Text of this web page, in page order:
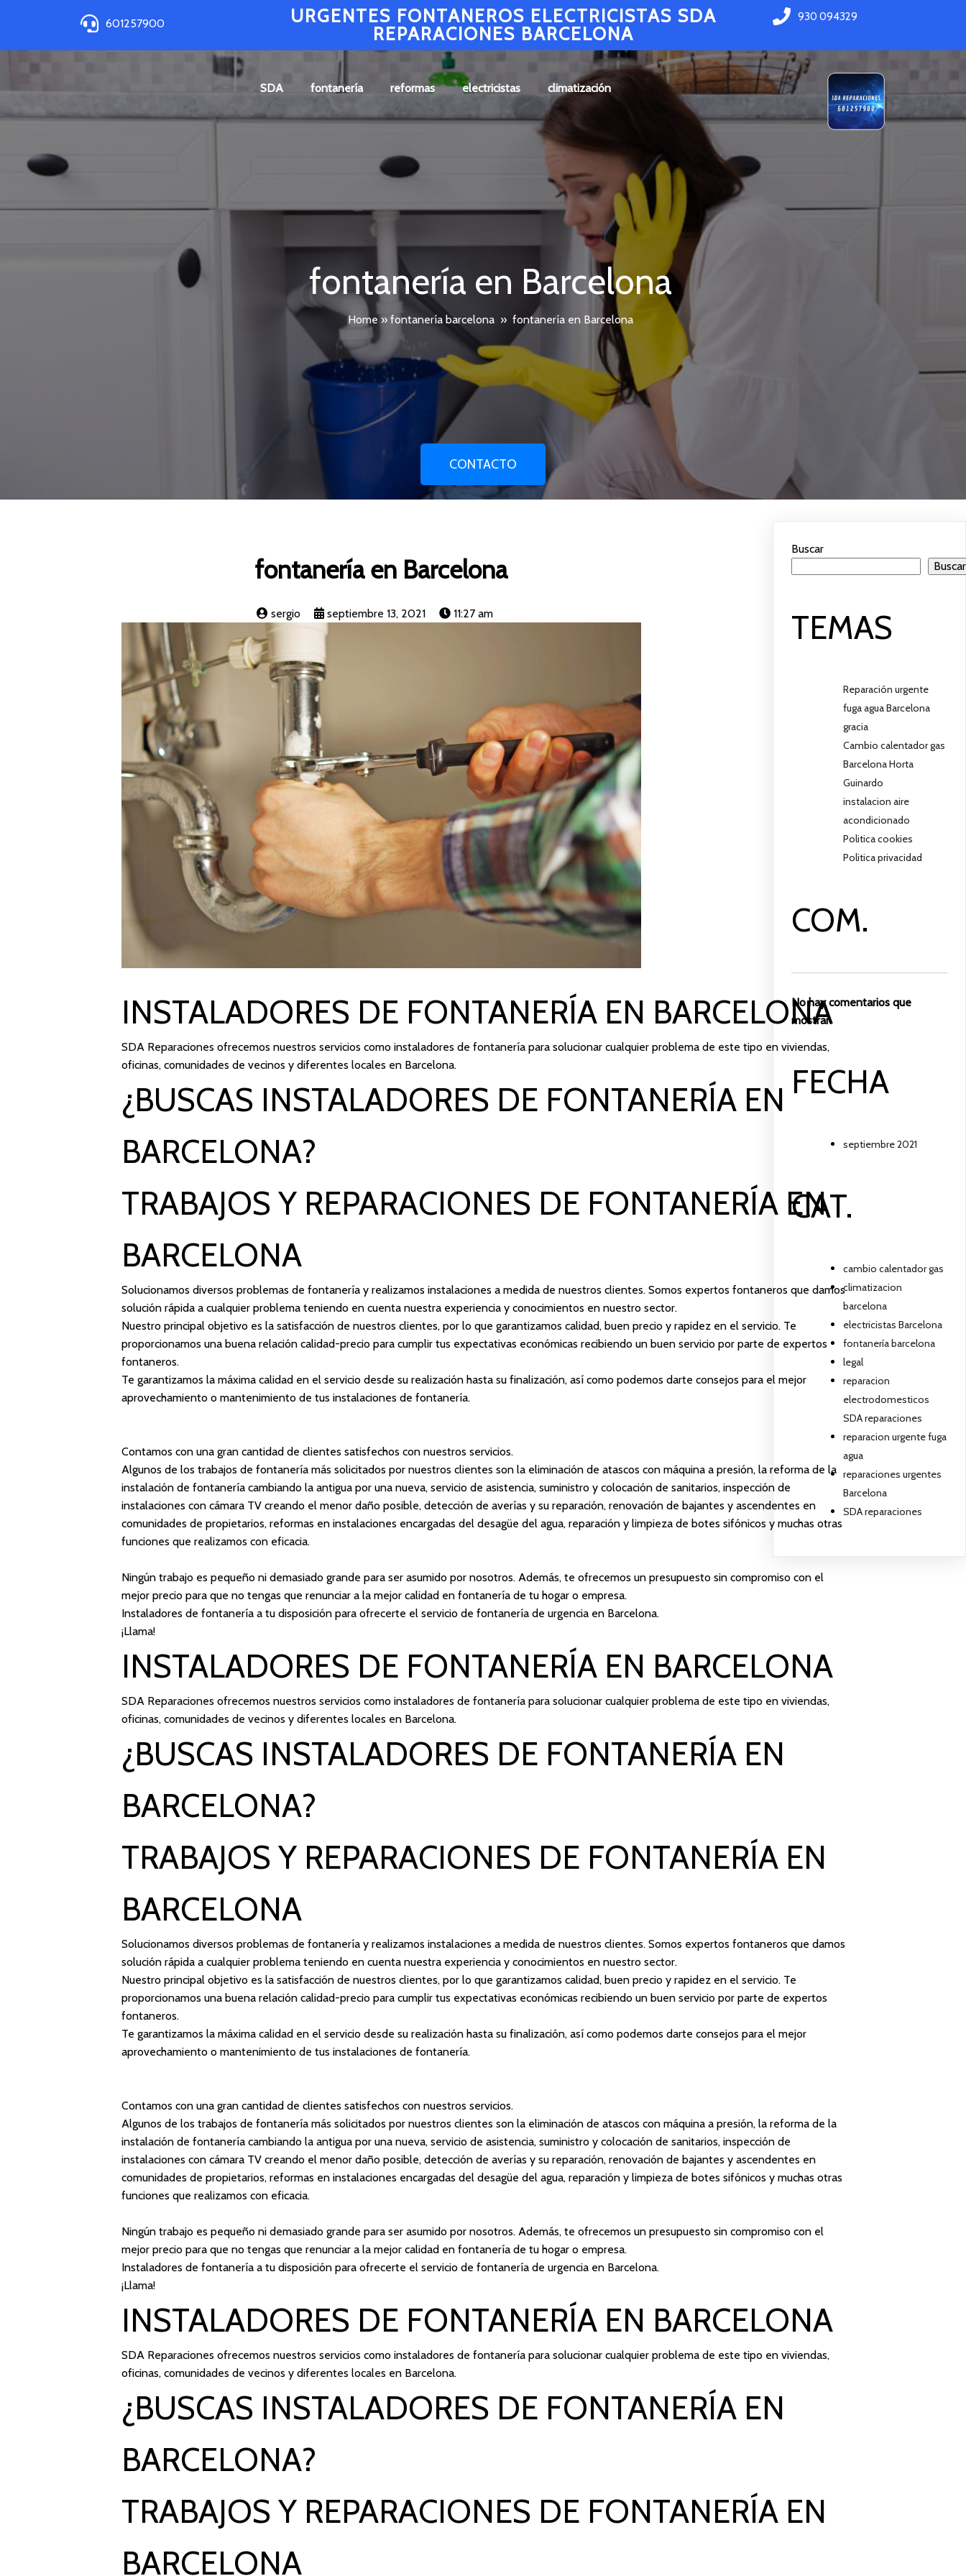
601257900
URGENTES FONTANEROS ELECTRICISTAS SDA
REPARACIONES BARCELONA
930 094329
SDA fontanería reformas electricistas climatización
fontanería en Barcelona
Home » fontanería barcelona » fontanería en Barcelona
CONTACTO
fontanería en Barcelona
sergio septiembre 13, 2021 11:27 am
INSTALADORES DE FONTANERÍA EN BARCELONA
SDA Reparaciones ofrecemos nuestros servicios como instaladores de fontanería para solucionar cualquier problema de este tipo en viviendas,
oficinas, comunidades de vecinos y diferentes locales en Barcelona.
¿BUSCAS INSTALADORES DE FONTANERÍA EN
BARCELONA?
TRABAJOS Y REPARACIONES DE FONTANERÍA EN
BARCELONA
Solucionamos diversos problemas de fontanería y realizamos instalaciones a medida de nuestros clientes. Somos expertos fontaneros que damos
solución rápida a cualquier problema teniendo en cuenta nuestra experiencia y conocimientos en nuestro sector.
Nuestro principal objetivo es la satisfacción de nuestros clientes, por lo que garantizamos calidad, buen precio y rapidez en el servicio. Te
proporcionamos una buena relación calidad-precio para cumplir tus expectativas económicas recibiendo un buen servicio por parte de expertos
fontaneros.
Te garantizamos lamáxima calidad en el servicio desde su realización hasta su finalización, así como podemos darte consejos para el mejor
aprovechamiento o mantenimiento de tus instalaciones de fontanería.
Contamos con una gran cantidad de clientes satisfechos con nuestros servicios.
Algunos de los trabajos de fontanería más solicitados por nuestros clientes son la eliminación de atascos con máquina a presión, la reforma de la
instalación de fontanería cambiando la antigua por una nueva, servicio de asistencia, suministro y colocación de sanitarios, inspección de
instalaciones con cámara TV creando el menor daño posible, detección de averías y su reparación, renovación de bajantes y ascendentes en
comunidades de propietarios, reformas en instalaciones encargadas del desagüe del agua, reparación y limpieza de botes sifónicos y muchas otras
funciones que realizamos con eficacia.
Ningún trabajo es pequeño ni demasiado grande para ser asumido por nosotros. Además, te ofrecemos un presupuesto sin compromiso con el
mejor precio para que no tengas que renunciar a la mejor calidad en fontanería de tu hogar o empresa.
Instaladores de fontanería a tu disposición para ofrecerte el servicio de fontanería de urgencia en Barcelona.
¡Llama!
INSTALADORES DE FONTANERÍA EN BARCELONA
SDA Reparaciones ofrecemos nuestros servicios como instaladores de fontanería para solucionar cualquier problema de este tipo en viviendas,
oficinas, comunidades de vecinos y diferentes locales en Barcelona.
¿BUSCAS INSTALADORES DE FONTANERÍA EN
BARCELONA?
TRABAJOS Y REPARACIONES DE FONTANERÍA EN
BARCELONA
Solucionamos diversos problemas de fontanería y realizamos instalaciones a medida de nuestros clientes. Somos expertos fontaneros que damos
solución rápida a cualquier problema teniendo en cuenta nuestra experiencia y conocimientos en nuestro sector.
Nuestro principal objetivo es la satisfacción de nuestros clientes, por lo que garantizamos calidad, buen precio y rapidez en el servicio. Te
proporcionamos una buena relación calidad-precio para cumplir tus expectativas económicas recibiendo un buen servicio por parte de expertos
fontaneros.
Te garantizamos lamáxima calidad en el servicio desde su realización hasta su finalización, así como podemos darte consejos para el mejor
aprovechamiento o mantenimiento de tus instalaciones de fontanería.
Contamos con una gran cantidad de clientes satisfechos con nuestros servicios.
Algunos de los trabajos de fontanería más solicitados por nuestros clientes son la eliminación de atascos con máquina a presión, la reforma de la
instalación de fontanería cambiando la antigua por una nueva, servicio de asistencia, suministro y colocación de sanitarios, inspección de
instalaciones con cámara TV creando el menor daño posible, detección de averías y su reparación, renovación de bajantes y ascendentes en
comunidades de propietarios, reformas en instalaciones encargadas del desagüe del agua, reparación y limpieza de botes sifónicos y muchas otras
funciones que realizamos con eficacia.
Ningún trabajo es pequeño ni demasiado grande para ser asumido por nosotros. Además, te ofrecemos un presupuesto sin compromiso con el
mejor precio para que no tengas que renunciar a la mejor calidad en fontanería de tu hogar o empresa.
Instaladores de fontanería a tu disposición para ofrecerte el servicio de fontanería de urgencia en Barcelona.
¡Llama!
INSTALADORES DE FONTANERÍA EN BARCELONA
SDA Reparaciones ofrecemos nuestros servicios como instaladores de fontanería para solucionar cualquier problema de este tipo en viviendas,
oficinas, comunidades de vecinos y diferentes locales en Barcelona.
¿BUSCAS INSTALADORES DE FONTANERÍA EN
BARCELONA?
TRABAJOS Y REPARACIONES DE FONTANERÍA EN
BARCELONA
Buscar
Buscar
TEMAS
Reparación urgente
fuga agua Barcelona
gracia
Cambio calentador gas
Barcelona Horta
Guinardo
instalacion aire
acondicionado
Politica cookies
Politica privacidad
COM.
No hay comentarios que
mostrar.
FECHA
septiembre 2021
CAT.
cambio calentador gas
climatizacion
barcelona
electricistas Barcelona
fontanería barcelona
legal
reparacion
electrodomesticos
SDA reparaciones
reparacion urgente fuga
agua
reparaciones urgentes
Barcelona
SDA reparaciones